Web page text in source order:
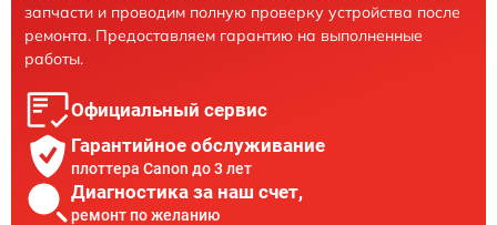
запчасти и проводим полную проверку устройства после
ремонта. Предоставляем гарантию на выполненные
работы.
Официальный сервис
Гарантийное обслуживание
плоттера Canon до 3 лет
Диагностика за наш счет,
ремонт по желанию